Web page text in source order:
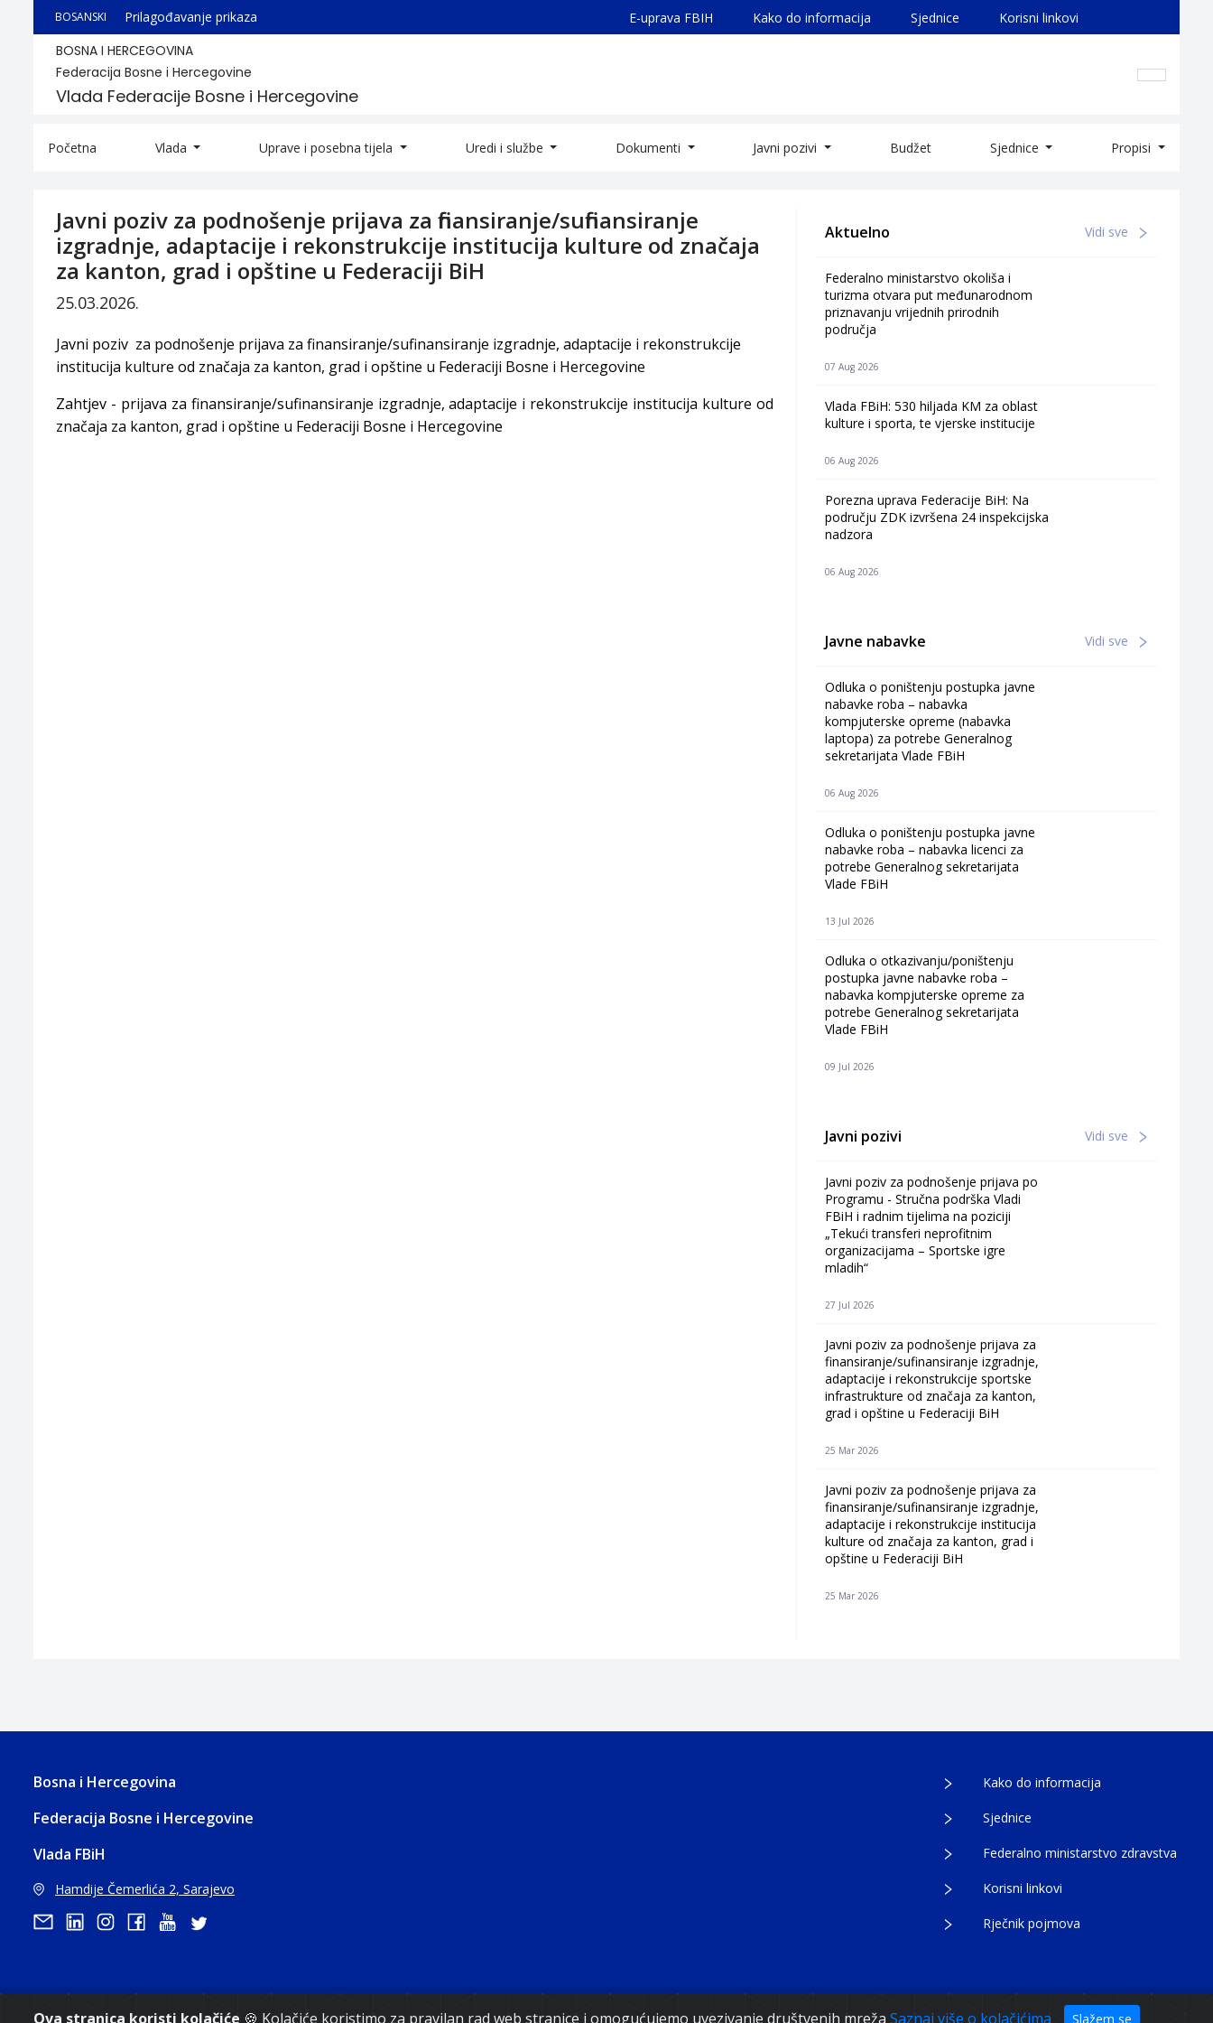
Ova stranica koristi kolačiće 🍪 Kolačiće koristimo za pravilan rad web stranice i omogućujemo uvezivanje društvenih mreža Saznaj više o kolačićima Slažem se
BOSANSKI Prilagođavanje prikaza E-uprava FBIH Kako do informacija Sjednice Korisni linkovi
BOSNA I HERCEGOVINA
Federacija Bosne i Hercegovine
Vlada Federacije Bosne i Hercegovine
Početna Vlada Uprave i posebna tijela Uredi i službe Dokumenti Javni pozivi Budžet Sjednice Propisi
Javni poziv za podnošenje prijava za finansiranje/sufinansiranje
izgradnje, adaptacije i rekonstrukcije institucija kulture od značaja
za kanton, grad i opštine u Federaciji BiH
25.03.2026.
Javni poziv za podnošenje prijava za finansiranje/sufinansiranje izgradnje, adaptacije i rekonstrukcije
institucija kulture od značaja za kanton, grad i opštine u Federaciji Bosne i Hercegovine
Zahtjev - prijava za finansiranje/sufinansiranje izgradnje, adaptacije i rekonstrukcije institucija kulture od
značaja za kanton, grad i opštine u Federaciji Bosne i Hercegovine
Aktuelno Vidi sve
Federalno ministarstvo okoliša i
turizma otvara put međunarodnom
priznavanju vrijednih prirodnih
područja
07 Aug 2026
Vlada FBiH: 530 hiljada KM za oblast
kulture i sporta, te vjerske institucije
06 Aug 2026
Porezna uprava Federacije BiH: Na
području ZDK izvršena 24 inspekcijska
nadzora
06 Aug 2026
Javne nabavke Vidi sve
Odluka o poništenju postupka javne
nabavke roba – nabavka
kompjuterske opreme (nabavka
laptopa) za potrebe Generalnog
sekretarijata Vlade FBiH
06 Aug 2026
Odluka o poništenju postupka javne
nabavke roba – nabavka licenci za
potrebe Generalnog sekretarijata
Vlade FBiH
13 Jul 2026
Odluka o otkazivanju/poništenju
postupka javne nabavke roba –
nabavka kompjuterske opreme za
potrebe Generalnog sekretarijata
Vlade FBiH
09 Jul 2026
Javni pozivi Vidi sve
Javni poziv za podnošenje prijava po
Programu - Stručna podrška Vladi
FBiH i radnim tijelima na poziciji
„Tekući transferi neprofitnim
organizacijama – Sportske igre
mladih“
27 Jul 2026
Javni poziv za podnošenje prijava za
finansiranje/sufinansiranje izgradnje,
adaptacije i rekonstrukcije sportske
infrastrukture od značaja za kanton,
grad i opštine u Federaciji BiH
25 Mar 2026
Javni poziv za podnošenje prijava za
finansiranje/sufinansiranje izgradnje,
adaptacije i rekonstrukcije institucija
kulture od značaja za kanton, grad i
opštine u Federaciji BiH
25 Mar 2026
Bosna i Hercegovina
Federacija Bosne i Hercegovine
Vlada FBiH
Hamdije Čemerlića 2, Sarajevo
Kako do informacija
Sjednice
Federalno ministarstvo zdravstva
Korisni linkovi
Rječnik pojmova
Copyright 2021. Vlada Federacije Bosne i Hercegovine